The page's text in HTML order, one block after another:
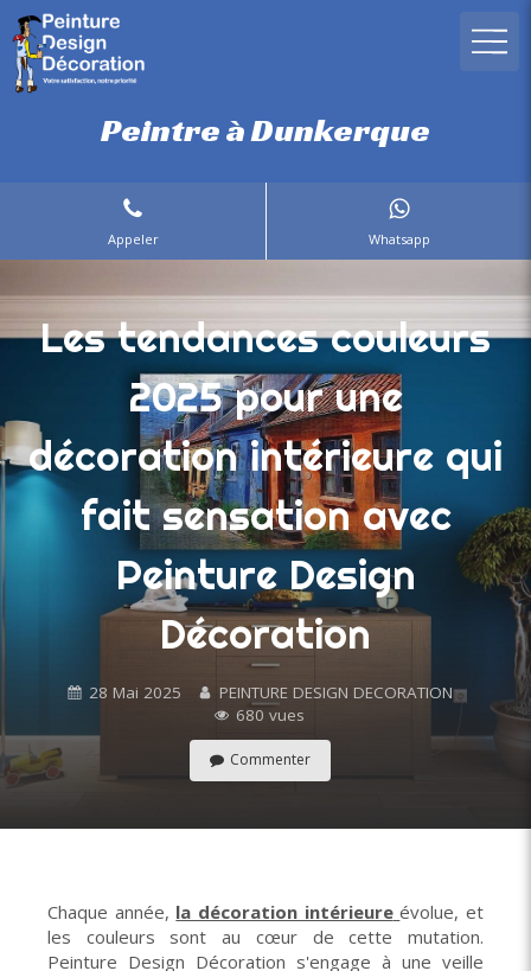
Peintre à Dunkerque
Appeler Whatsapp
Les tendances couleurs
2025 pour une
décoration intérieure qui
fait sensation avec
Peinture Design
Décoration
28 Mai 2025
PEINTURE DESIGN DECORATION
680 vues
Commenter
Chaque année, la décoration intérieure évolue, et
les couleurs sont au cœur de cette mutation.
Peinture Design Décoration s'engage à une veille